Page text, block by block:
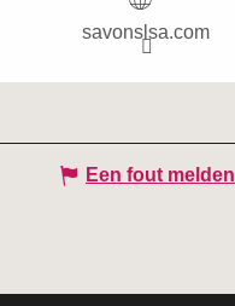
savonslsa.com
Een fout melden